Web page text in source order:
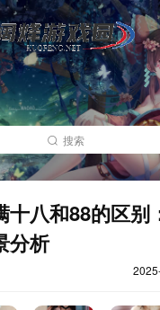
搜索
十八和88的区别
分析